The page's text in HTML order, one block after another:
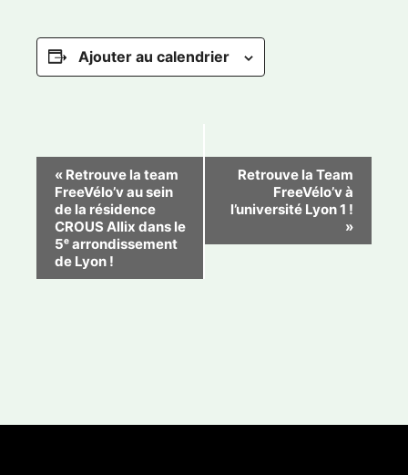
Ajouter au calendrier
g
« Retrouve la team
FreeVélo’v au sein
de la résidence
CROUS Allix dans le
5ᵉ arrondissement
de Lyon !
Retrouve la Team
FreeVélo’v à
l’université Lyon 1 !
»